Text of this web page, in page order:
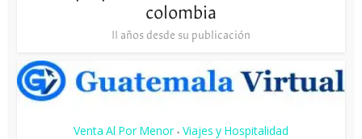
colombia
11 años desde su publicación
Venta Al Por Menor • Viajes y Hospitalidad